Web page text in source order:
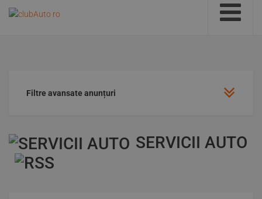
Filtre avansate anunțuri
SERVICII AUTO